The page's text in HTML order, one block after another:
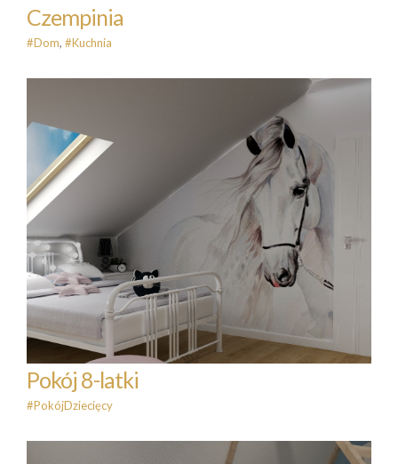
Czempinia
#Dom, #Kuchnia
Pokój 8-latki
#PokójDziecięcy
Pokój 8-latki
#PokójDziecięcy